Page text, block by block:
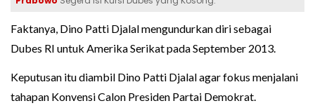
Faktanya, Dino Patti Djalal mengundurkan diri sebagai
Dubes RI untuk Amerika Serikat pada September 2013.
Keputusan itu diambil Dino Patti Djalal agar fokus menjalani
tahapan Konvensi Calon Presiden Partai Demokrat.